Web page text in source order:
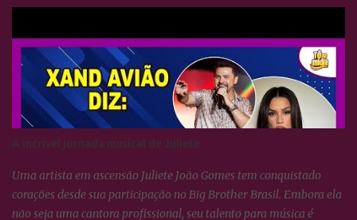
A incrível jornada musical de Juliete
Uma artista em ascensão Juliete João Gomes tem conquistado
corações desde sua participação no Big Brother Brasil. Embora ela
não seja uma cantora profissional, seu talento para música é